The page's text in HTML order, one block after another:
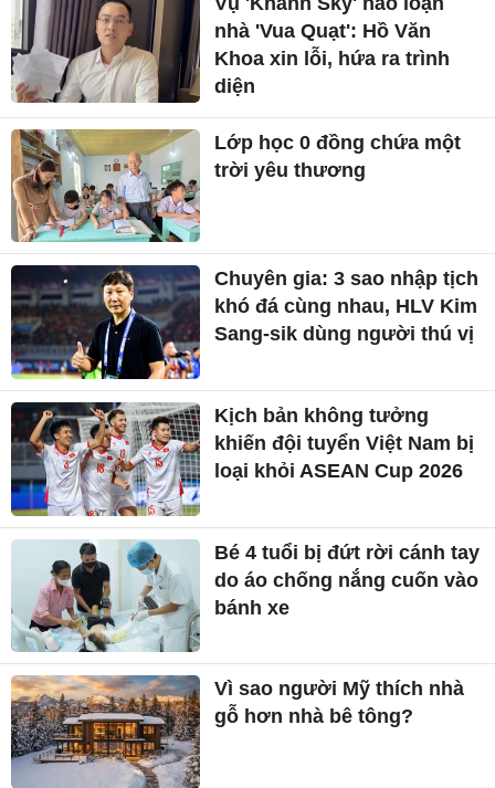
nhà 'Vua Quạt': Hồ Văn
Khoa xin lỗi, hứa ra trình
diện
Lớp học 0 đồng chứa một
trời yêu thương
Chuyên gia: 3 sao nhập tịch
khó đá cùng nhau, HLV Kim
Sang-sik dùng người thú vị
Kịch bản không tưởng
khiến đội tuyển Việt Nam bị
loại khỏi ASEAN Cup 2026
Bé 4 tuổi bị đứt rời cánh tay
do áo chống nắng cuốn vào
bánh xe
Vì sao người Mỹ thích nhà
gỗ hơn nhà bê tông?